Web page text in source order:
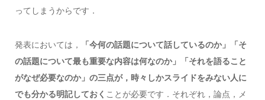
ってしまうからです．
発表においては，
「今何の話題について話しているのか」「そ
の話題について最も重要な内容は何なのか」「それを語ること
がなぜ必要なのか」の三点が，時々しかスライドをみない人に
でも分かる明記しておく ことが必要です．それぞれ，論点，メ